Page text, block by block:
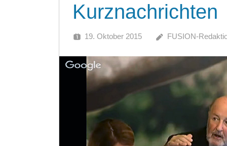
Kurznachrichten
19. Oktober 2015 FUSION-